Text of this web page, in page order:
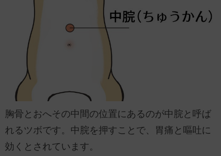
胸骨とおへその中間の位置にあるのが中脘と呼ば
れるツボです。中脘を押すことで、胃痛と嘔吐に
効くとされています。